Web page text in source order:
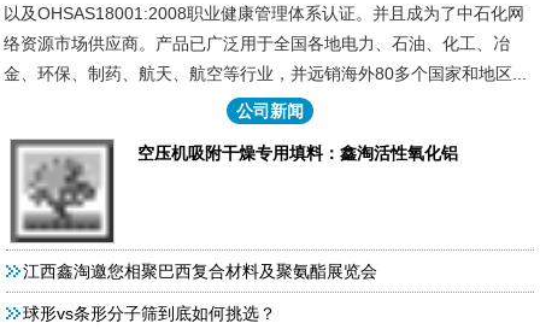
以及OHSAS18001:2008职业健康管理体系认证。并且成为了中石化网
络资源市场供应商。产品已广泛用于全国各地电力、石油、化工、冶
金、环保、制药、航天、航空等行业，并远销海外80多个国家和地区...
公司新闻
空压机吸附干燥专用填料：鑫淘活性氧化铝
江西鑫淘邀您相聚巴西复合材料及聚氨酯展览会
球形vs条形分子筛到底如何挑选？